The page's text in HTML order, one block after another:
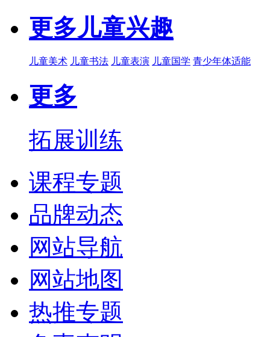
更多儿童兴趣
儿童美术 儿童书法 儿童表演 儿童国学 青少年体适能
更多
拓展训练
课程专题
品牌动态
网站导航
网站地图
热推专题